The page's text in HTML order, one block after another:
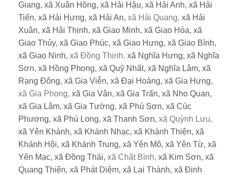
Giang, xã Xuân Hồng, xã Hải Hậu, xã Hải Anh, xã Hải
Tiến, xã Hải Hưng, xã Hải An, xã Hải Quang, xã Hải
Xuân, xã Hải Thịnh, xã Giao Minh, xã Giao Hòa, xã
Giao Thủy, xã Giao Phúc, xã Giao Hưng, xã Giao Bình,
xã Giao Ninh, xã Đồng Thịnh, xã Nghĩa Hưng, xã Nghĩa
Sơn, xã Hồng Phong, xã Quỹ Nhất, xã Nghĩa Lâm, xã
Rạng Đông, xã Gia Viễn, xã Đại Hoàng, xã Gia Hưng,
xã Gia Phong, xã Gia Vân, xã Gia Trấn, xã Nho Quan,
xã Gia Lâm, xã Gia Tường, xã Phú Sơn, xã Cúc
Phương, xã Phú Long, xã Thanh Sơn, xã Quỳnh Lưu,
xã Yên Khánh, xã Khánh Nhạc, xã Khánh Thiện, xã
Khánh Hội, xã Khánh Trung, xã Yên Mô, xã Yên Từ, xã
Yên Mạc, xã Đồng Thái, xã Chất Bình, xã Kim Sơn, xã
Quang Thiện, xã Phát Diệm, xã Lai Thành, xã Định